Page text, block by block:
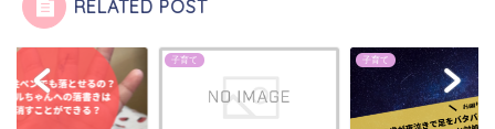
RELATED POST
子育て 子育て